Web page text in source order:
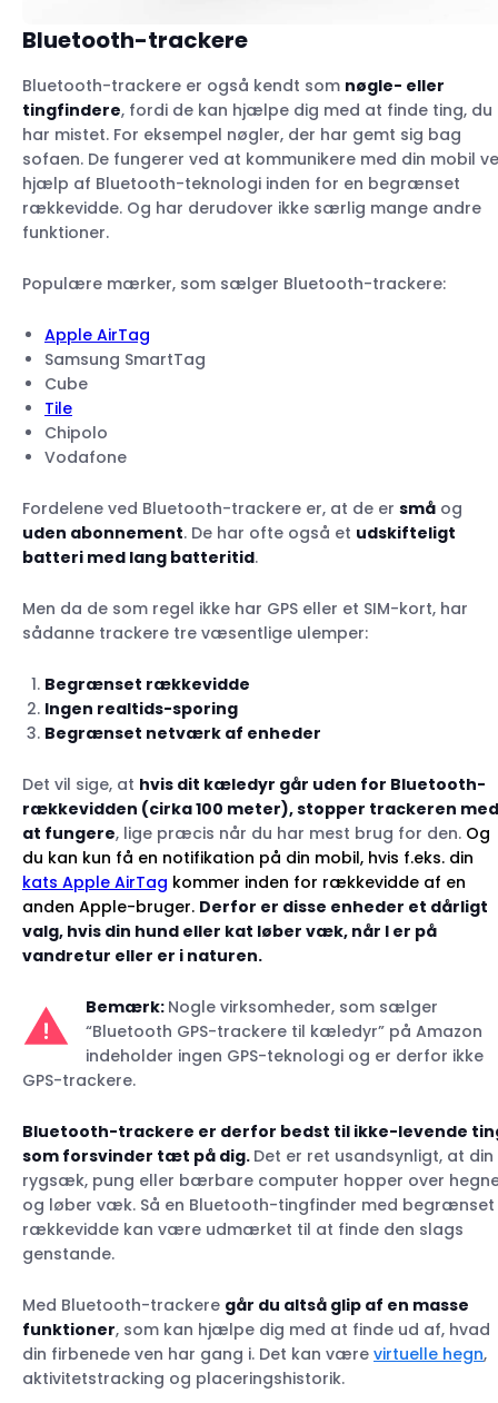
Bluetooth-trackere
Bluetooth-trackere er også kendt som nøgle- eller
tingfindere, fordi de kan hjælpe dig med at finde ting, du
har mistet. For eksempel nøgler, der har gemt sig bag
sofaen. De fungerer ved at kommunikere med din mobil
hjælp af Bluetooth-teknologi inden for en begrænset
rækkevidde. Og har derudover ikke særlig mange andre
funktioner.
Populære mærker, som sælger Bluetooth-trackere:
Apple AirTag
Samsung SmartTag
Cube
Tile
Chipolo
Vodafone
Fordelene ved Bluetooth-trackere er, at de er små og
uden abonnement. De har ofte også et udskifteligt
batteri med lang batteritid.
Men da de som regel ikke har GPS eller et SIM-kort, har
sådanne trackere tre væsentlige ulemper:
Begrænset rækkevidde
Ingen realtids-sporing
Begrænset netværk af enheder
Det vil sige, at hvis dit kæledyr går uden for Bluetooth-
rækkevidden (cirka 100 meter), stopper trackeren med
at fungere, lige præcis når du har mest brug for den. Og
du kan kun få en notifikation på din mobil, hvis f.eks. din
kats Apple AirTag kommer inden for rækkevidde af en
anden Apple-bruger. Derfor er disse enheder et dårligt
valg, hvis din hund eller kat løber væk, når I er på
vandretur eller er i naturen.
Bemærk: Nogle virksomheder, som sælger
“Bluetooth GPS-trackere til kæledyr” på Amazon
indeholder ingen GPS-teknologi og er derfor ikke
GPS-trackere.
Bluetooth-trackere er derfor bedst til ikke-levende
som forsvinder tæt på dig. Det er ret usandsynligt, at din
rygsæk, pung eller bærbare computer hopper over
og løber væk. Så en Bluetooth-tingfinder med begrænset
rækkevidde kan være udmærket til at finde den slags
genstande.
Med Bluetooth-trackere går du altså glip af en masse
funktioner, som kan hjælpe dig med at finde ud af, hvad
din firbenede ven har gang i. Det kan være virtuelle hegn,
aktivitetstracking og placeringshistorik.